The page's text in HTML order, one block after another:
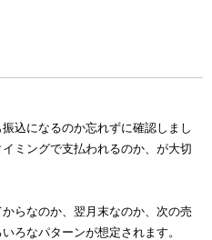
込になるのか忘れずに確認しまし
ミングで支払われるのか、が大切
らなのか、翌月末なのか、次の売
ろなパターンが想定されます。